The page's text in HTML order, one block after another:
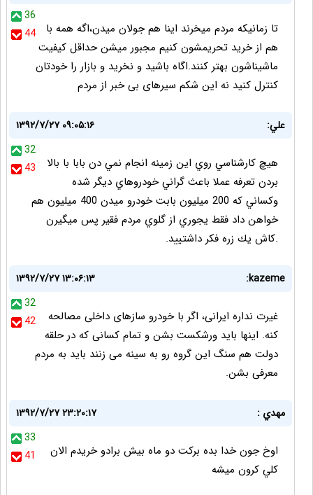
36
44
تا زمانیکه مردم میخرند اینا هم جولان میدن،اگه همه با
هم از خرید تحریمشون کنیم مجبور میشن حداقل کیفیت
ماشیناشون بهتر کنند.اگاه باشید و نخرید و بازار را خودتان
کنترل کنید نه این شکم سیرهای بی خبر از مردم
علي:
۱۳۹۲/۷/۲۷ ۰۹:۰۵:۱۶
32
43
هيچ كارشناسي روي اين زمينه انجام نمي دن بابا با بالا
بردن تعرفه عملا باعث گراني خودروهاي ديگر شده
وكساني كه 200 ميليون بابت خودرو ميدن 400 ميليون هم
خواهن داد فقط يجوري از گلوي مردم فقير پس ميگيرن
.كاش يك زره فكر داشتييد.
kazeme:
۱۳۹۲/۷/۲۷ ۱۳:۰۶:۱۳
32
42
غیرت نداره ایرانی، اگر با خودرو سازهای داخلی مصالحه
کنه. اینها باید ورشکست بشن و تمام کسانی که در حلقه
دولت هم سنگ این گروه رو به سینه می زنند باید به مردم
معرفی بشن.
مهدي :
۱۳۹۲/۷/۲۷ ۲۳:۲۰:۱۷
33
41
اوخ جون خدا بده بركت دو ماه بيش برادو خريدم الان
كلي كرون ميشه